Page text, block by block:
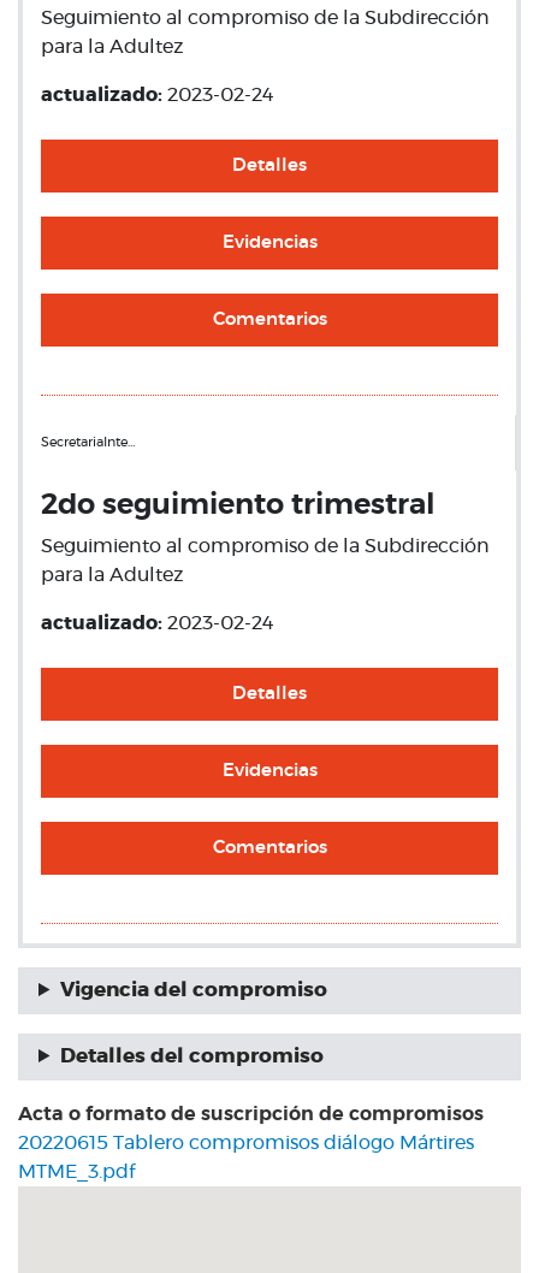
Seguimiento al compromiso de la Subdirección
para la Adultez
actualizado: 2023-02-24
Detalles
Evidencias
Comentarios
SecretariaInte…
2do seguimiento trimestral
Seguimiento al compromiso de la Subdirección
para la Adultez
actualizado: 2023-02-24
Detalles
Evidencias
Comentarios
Vigencia del compromiso
Detalles del compromiso
Acta o formato de suscripción de compromisos
20220615 Tablero compromisos diálogo Mártires
MTME_3.pdf